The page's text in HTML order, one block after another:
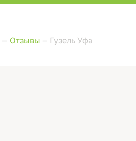
— Отзывы — Гузель Уфа